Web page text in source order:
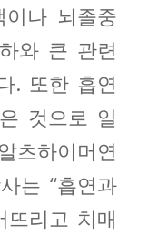
나 뇌졸중
와 큰 관련
. 또한 흡연
것으로 일
츠하이머연
는 “흡연과
뜨리고 치매